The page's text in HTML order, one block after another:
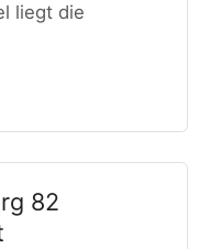
liegt die
82